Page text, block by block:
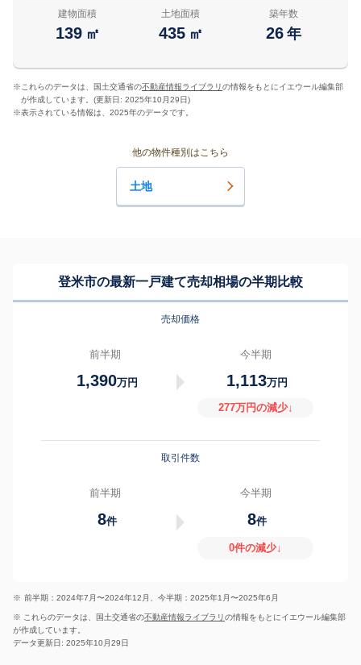
建物面積
139 ㎡
土地面積
435 ㎡
築年数
26 年
※ これらのデータは、国土交通省の不動産情報ライブラリの情報をもとにイエウール編集部
が作成しています。(更新日: 2025年10月29日)
※表示されている情報は、2025年のデータです。
他の物件種別はこちら
土地
登米市の最新一戸建て売却相場の半期比較
売却価格
前半期
1,390万円
今半期
1,113万円
277万円の減少↓
取引件数
前半期
8件
今半期
8件
0件の減少↓
※ 前半期：2024年7月〜2024年12月、今半期：2025年1月〜2025年6月
※ これらのデータは、国土交通省の不動産情報ライブラリの情報をもとにイエウール編集部
が作成しています。
データ更新日: 2025年10月29日